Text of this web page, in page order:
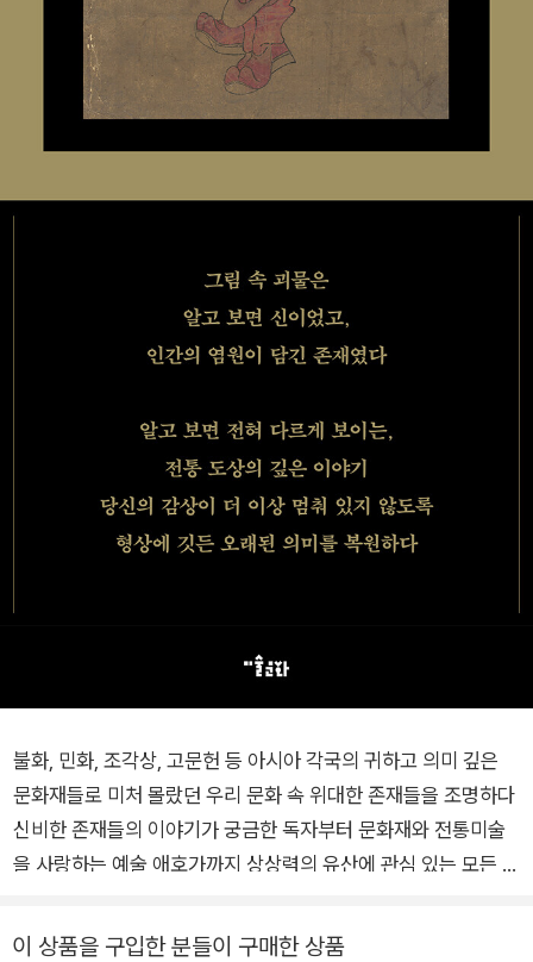
불화, 민화, 조각상, 고문헌 등 아시아 각국의 귀하고 의미 깊은
문화재들로 미처 몰랐던 우리 문화 속 위대한 존재들을 조명하다
신비한 존재들의 이야기가 궁금한 독자부터 문화재와 전통미술
을 사랑하는 예술 애호가까지 상상력의 유산에 관심 있는 모든 이
숨은 뜻을 읽어내는 눈과 옛사람의 마음에 닿는 귀를 틔우다 『나
이 상품을 구입한 분들이 구매한 상품